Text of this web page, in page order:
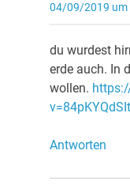
04/09/2019 um
du wurdest
erde auch. In
wollen.
Antworten